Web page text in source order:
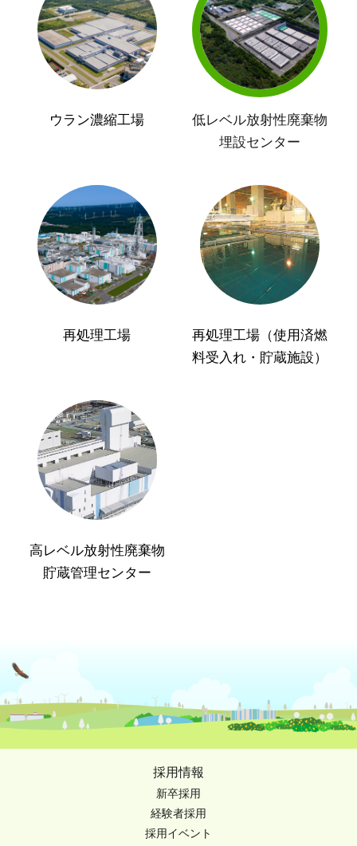
ウラン濃縮工場
低レベル放射性廃棄物
埋設センター
再処理工場
再処理工場（使用済燃
料受入れ・貯蔵施設）
高レベル放射性廃棄物
貯蔵管理センター
採用情報
新卒採用
経験者採用
採用イベント